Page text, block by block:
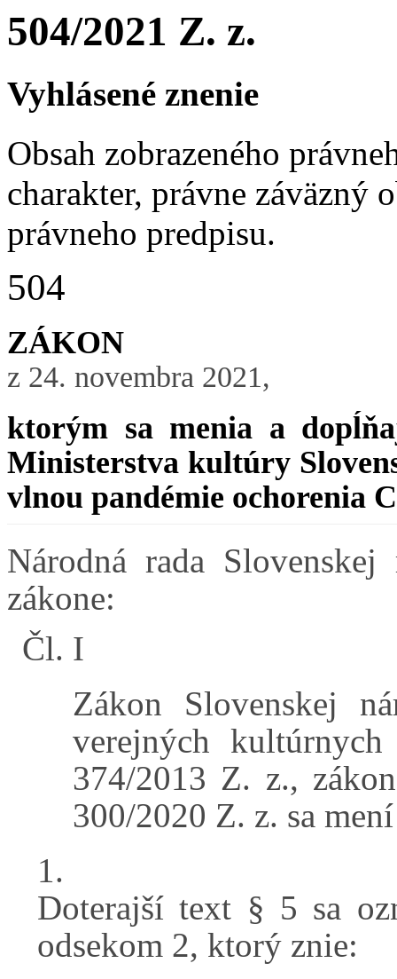
504/2021 Z. z.
Vyhlásené znenie
Obsah zobrazeného
charakter, právne záväzný
právneho predpisu.
504
ZÁKON
z 24. novembra 2021,
ktorým sa menia a
Ministerstva kultúry
vlnou pandémie ochorenia
Národná rada
zákone:
Čl. I
Zákon Slovenskej
verejných
374/2013 Z. z.,
300/2020 Z. z. sa
1.
Doterajší text § 5 sa
odsekom 2, ktorý znie: